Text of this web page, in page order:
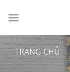
đến
dung
TRANG CHỦ /